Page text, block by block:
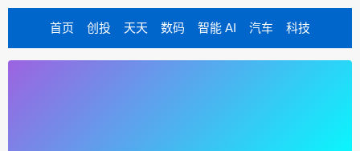
首页 创投 天天 数码 智能 AI 汽车 科技